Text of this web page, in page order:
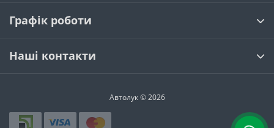
Графік роботи
Наші контакти
Автолук © 2026